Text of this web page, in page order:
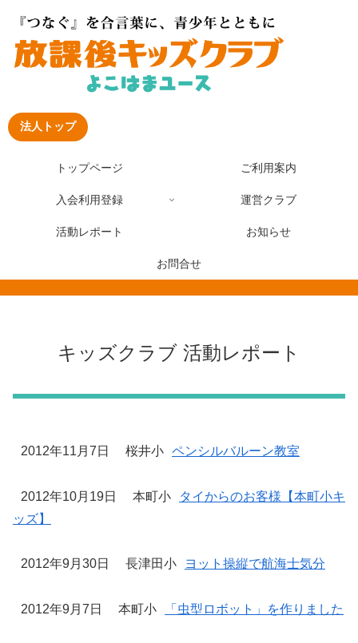
法人トップ
トップページ ご利用案内
入会利用登録 運営クラブ
活動レポート お知らせ
お問合せ
キッズクラブ 活動レポート
2012年11月7日 桜井小 ペンシルバルーン教室
2012年10月19日 本町小
タイからのお客様【本町小キ
ッズ】
2012年9月30日 長津田小 ヨット操縦で航海士気分
2012年9月7日 本町小 「虫型ロボット」を作りました